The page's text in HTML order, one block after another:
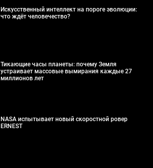
Искусственный интеллект на пороге эволюции:
что ждёт человечество?
Тикающие часы планеты: почему Земля
устраивает массовые вымирания каждые 27
миллионов лет
NASA испытывает новый скоростной ровер
ERNEST